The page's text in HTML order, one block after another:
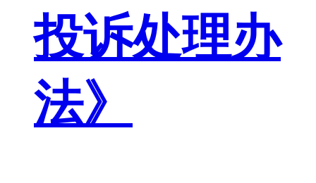
投诉处理办
法》